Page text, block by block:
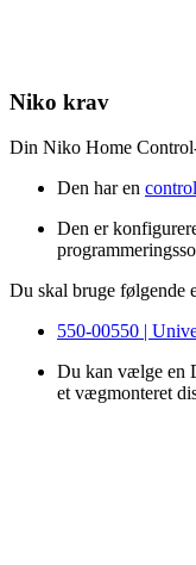
Niko krav
Din Niko Home
Den har en
Den er
Du skal bruge følgende
550-00550 |
Du kan vælge en
et vægmonteret